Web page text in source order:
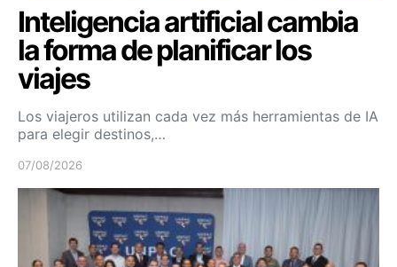
Inteligencia artificial cambia
la forma de planificar los
viajes
Los viajeros utilizan cada vez más herramientas de IA
para elegir destinos,…
07/08/2026